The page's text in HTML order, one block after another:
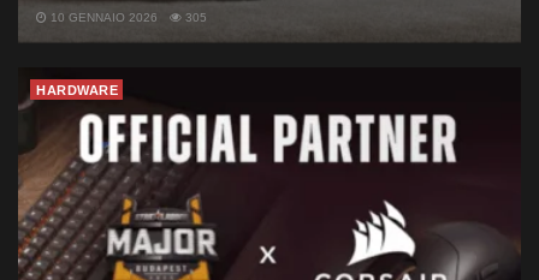
10 GENNAIO 2026 305
HARDWARE